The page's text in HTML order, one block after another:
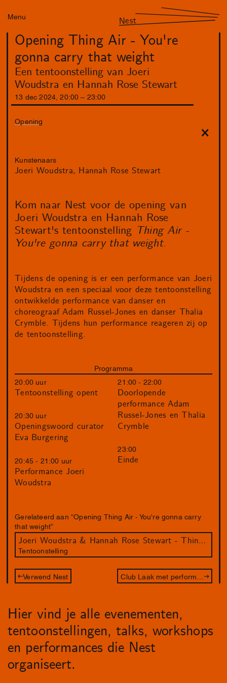
Menu Nest
Opening Thing Air - You're
gonna carry that weight
Een tentoonstelling van Joeri
Woudstra en Hannah Rose Stewart
13 dec 2024 ,20:00 23 :00
Opening
Kunstenaars
Joeri Woudstra Hannah Rose Stewart
Kom naar Nest voor de opening van
Joeri Woudstra en Hannah Rose
Stewart's tentoonstelling Thing Air -
You're gonna carry that weight.
Tijdens de opening is er een performance van Joeri
Woudstra en een speciaal voor deze tentoonstelling
ontwikkelde performance van danser en
choreograaf Adam Russel-Jones en danser Thalia
Crymble. Tijdens hun performance reageren zij op
de tentoonstelling.
Programma
20:00 uur
Tentoonstelling opent
20:30 uur
Openingswoord curator
Eva Burgering
20:45 - 21:00 uur
Performance Joeri
Woudstra
21:00 - 22:00
Doorlopende
performance Adam
Russel-Jones en Thalia
Crymble
23:00
Einde
Gerelateerd aan “Opening Thing Air - You're gonna carry
that weight”
Joeri Woudstra & Hannah Rose Stewart - Thin Air - You're Gonna Carry That Weight
Tentoonstelling
Verwend Nest
Hier vind je alle evenementen,
tentoonstellingen, talks, workshops
en performances die Nest
organiseert.